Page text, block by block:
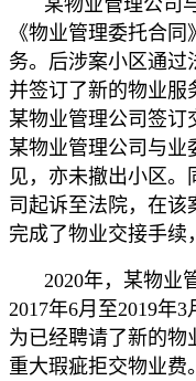
某物业管理公司
《物业管理委托合
务。后涉案小区通过
并签订了新的物业服
某物业管理公司签订
某物业管理公司与业
见，亦未撤出小区
司起诉至法院，在该
完成了物业交接手续
2020年，某物业
2017年6月至2019年
为已经聘请了新的物
重大瑕疵拒交物业费。